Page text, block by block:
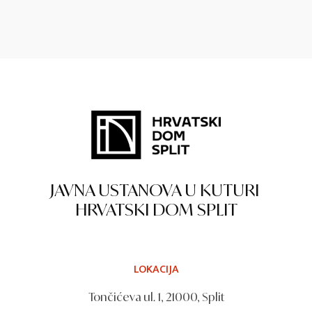
JAVNA USTANOVA U KUTURI
HRVATSKI DOM SPLIT
LOKACIJA
Tončićeva ul. 1, 21000, Split